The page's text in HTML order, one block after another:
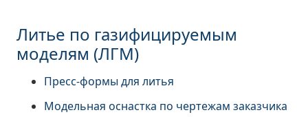
Литье по газифицируемым
моделям (ЛГМ)
Пресс-формы для литья
Модельная оснастка по чертежам заказчика